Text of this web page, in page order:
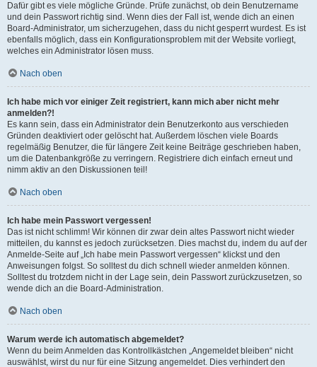
Dafür gibt es viele mögliche Gründe. Prüfe zunächst, ob dein Benutzername
und dein Passwort richtig sind. Wenn dies der Fall ist, wende dich an einen
Board-Administrator, um sicherzugehen, dass du nicht gesperrt wurdest. Es ist
ebenfalls möglich, dass ein Konfigurationsproblem mit der Website vorliegt,
welches ein Administrator lösen muss.
Nach oben
Ich habe mich vor einiger Zeit registriert, kann mich aber nicht mehr
anmelden?!
Es kann sein, dass ein Administrator dein Benutzerkonto aus verschieden
Gründen deaktiviert oder gelöscht hat. Außerdem löschen viele Boards
regelmäßig Benutzer, die für längere Zeit keine Beiträge geschrieben haben,
um die Datenbankgröße zu verringern. Registriere dich einfach erneut und
nimm aktiv an den Diskussionen teil!
Nach oben
Ich habe mein Passwort vergessen!
Das ist nicht schlimm! Wir können dir zwar dein altes Passwort nicht wieder
mitteilen, du kannst es jedoch zurücksetzen. Dies machst du, indem du auf der
Anmelde-Seite auf „Ich habe mein Passwort vergessen“ klickst und den
Anweisungen folgst. So solltest du dich schnell wieder anmelden können.
Solltest du trotzdem nicht in der Lage sein, dein Passwort zurückzusetzen, so
wende dich an die Board-Administration.
Nach oben
Warum werde ich automatisch abgemeldet?
Wenn du beim Anmelden das Kontrollkästchen „Angemeldet bleiben“ nicht
auswählst, wirst du nur für eine Sitzung angemeldet. Dies verhindert den